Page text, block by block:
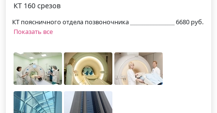
КТ 160 срезов
КТ поясничного отдела позвоночника
6680 руб.
Показать все